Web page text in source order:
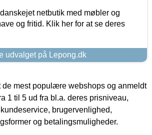
netbutik med møbler og
og fritid. Klik her for at se deres
udvalget på Lepong.dk
de mest populære webshops og anmeldt
1 til 5 ud fra bl.a. deres prisniveau,
brugervenlighed,
og betalingsmuligheder.